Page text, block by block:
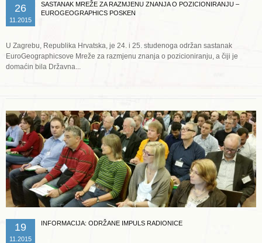
26
11.2015
SASTANAK MREŽE ZA RAZMJENU ZNANJA O POZICIONIRANJU –
EUROGEOGRAPHICS POSKEN
U Zagrebu, Republika Hrvatska, je 24. i 25. studenoga održan sastanak
EuroGeographicsove Mreže za razmjenu znanja o pozicioniranju, a čiji je
domaćin bila Državna...
19
11.2015
INFORMACIJA: ODRŽANE IMPULS RADIONICE